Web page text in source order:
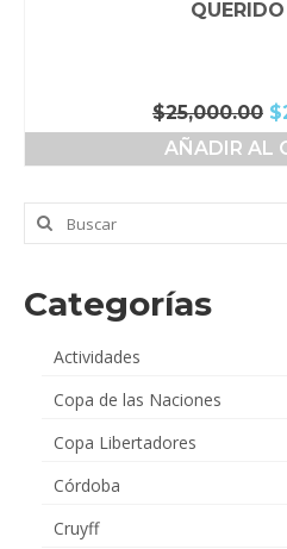
$25,000.00 El
$
AÑADIR AL
Buscar
por:
Categorías
Actividades
Copa de las Naciones
Copa Libertadores
Córdoba
Cruyff